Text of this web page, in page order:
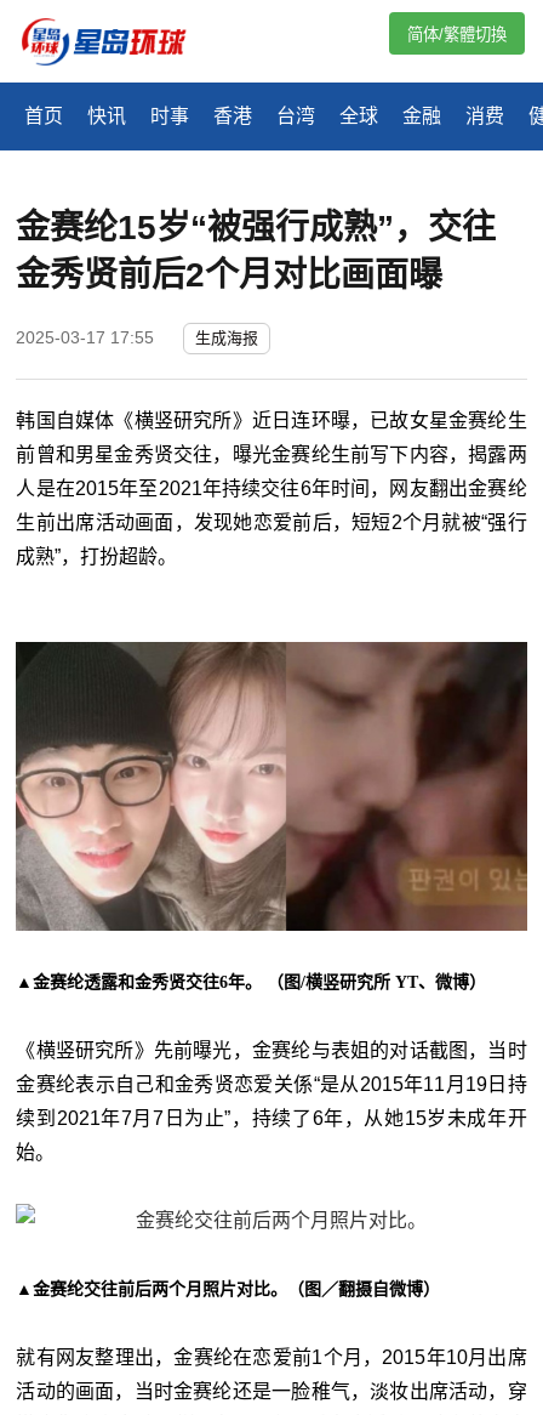
首页 快讯 时事 香港 台湾 全球 金融 消费
简体/繁體切換
金赛纶15岁“被强行成熟”，交往
金秀贤前后2个月对比画面曝
2025-03-17 17:55 生成海报
韩国自媒体《横竖研究所》近日连环曝，已故女星金赛纶生
前曾和男星金秀贤交往，曝光金赛纶生前写下内容，揭露两
人是在2015年至2021年持续交往6年时间，网友翻出金赛纶
生前出席活动画面，发现她恋爱前后，短短2个月就被“强行
成熟”，打扮超龄。
▲金赛纶透露和金秀贤交往6年。 （图/横竖研究所 YT、微博）
《横竖研究所》先前曝光，金赛纶与表姐的对话截图，当时
金赛纶表示自己和金秀贤恋爱关係“是从2015年11月19日持
续到2021年7月7日为止”，持续了6年，从她15岁未成年开
始。
▲金赛纶交往前后两个月照片对比。（图／翻摄自微博）
就有网友整理出，金赛纶在恋爱前1个月，2015年10月出席
活动的画面，当时金赛纶还是一脸稚气，淡妆出席活动，穿